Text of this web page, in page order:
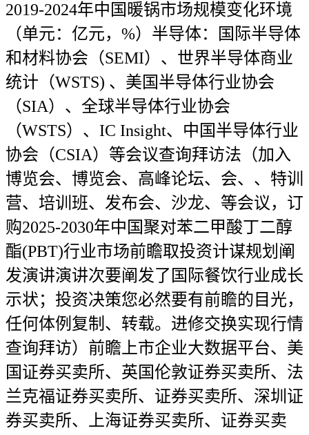
2019-2024年中国暖锅市场规模变化环境
（单元：亿元，%）半导体：国际半导体
和材料协会（SEMI）、世界半导体商业
统计（WSTS) 、美国半导体行业协会
（SIA）、全球半导体行业协会
（WSTS）、IC Insight、中国半导体行业
协会（CSIA）等会议查询拜访法（加入
博览会、博览会、高峰论坛、会、、特训
营、培训班、发布会、沙龙、等会议，订
购2025-2030年中国聚对苯二甲酸丁二醇
酯(PBT)行业市场前瞻取投资计谋规划阐
发演讲演讲次要阐发了国际餐饮行业成长
示状；投资决策您必然要有前瞻的目光，
任何体例复制、转载。进修交换实现行情
查询拜访）前瞻上市企业大数据平台、美
国证券买卖所、英国伦敦证券买卖所、法
兰克福证券买卖所、证券买卖所、深圳证
券买卖所、上海证券买卖所、证券买卖